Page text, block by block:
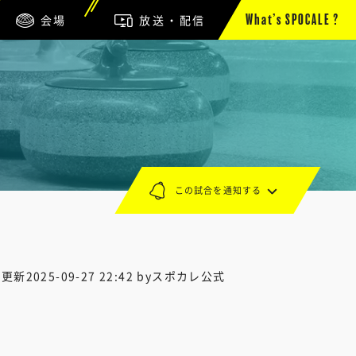
会場 放送・配信 What’s SPOCALE ?
新2025-09-27 22:42 byスポカレ公式
この試合を通知する